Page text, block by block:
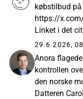
købstilbud
https://
Linket i det
afgivet et
præmie ...
29.6.2026,
Anora
kontrollen
den norske
Datteren